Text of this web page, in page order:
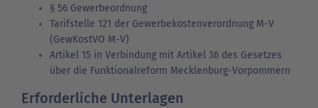
§ 56 Gewerbeordnung
Tarifstelle 121 der Gewerbekostenverordnung M-V
(GewKostVO M-V)
Artikel 15 in Verbindung mit Artikel 36 des Gesetzes
über die Funktionalreform Mecklenburg-Vorpommern
Erforderliche Unterlagen